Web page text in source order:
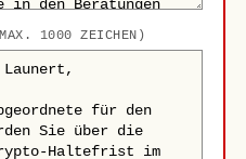
1000 ZEICHEN)